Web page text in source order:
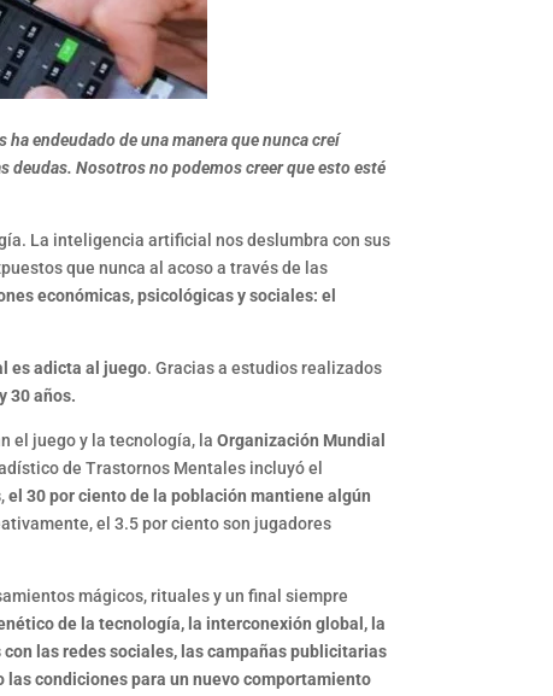
endeudado de una manera que nunca creí
deudas. Nosotros no podemos creer que esto esté
La inteligencia artificial nos deslumbra con sus
que nunca al acoso a través de las
económicas, psicológicas y sociales: el
es adicta al juego. Gracias a estudios realizados
30 años.
el juego y la tecnología, laOrganización Mundial
de Trastornos Mentales incluyó el
,el 30 por ciento de la población mantiene algún
el 3.5 por ciento son jugadores
mágicos, rituales y un final siempre
de la tecnología, la interconexión global, la
las redes sociales, las campañas publicitarias
condiciones para un nuevo comportamiento